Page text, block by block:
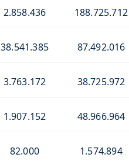
2.858.436 188.725.712
38.541.385 87.492.016
3.763.172 38.725.972
1.907.152 48.966.964
82.000 1.574.894